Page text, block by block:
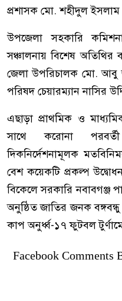
প্রশাসক মো. শহীদুল
উপজেলা সহকারি
সঞ্চালনায় বিশেষ অতিথির
জেলা উপরিচালক মো. আবু
পরিষদ চেয়ারম্যান নাসির
এছাড়া প্রাথমিক ও
সাথে করোনা
দিকনির্দেশনামূলক
বেশ কয়েকটি প্রকল্প
বিকেলে সরকারি নবাবগঞ্জ
অনুষ্ঠিত জাতির জনক
কাপ অনুর্ধ্ব-১৭ ফুটবল
Facebook Comments